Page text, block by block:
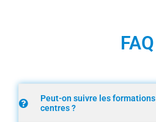
FAQ
Peut-on suivre les
centres ?